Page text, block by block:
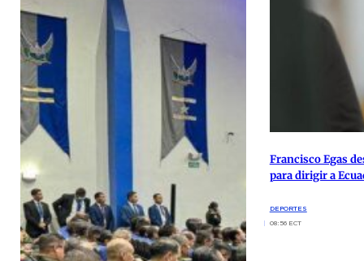
Francisco Egas
para dirigir a
DEPORTES
08:56 ECT